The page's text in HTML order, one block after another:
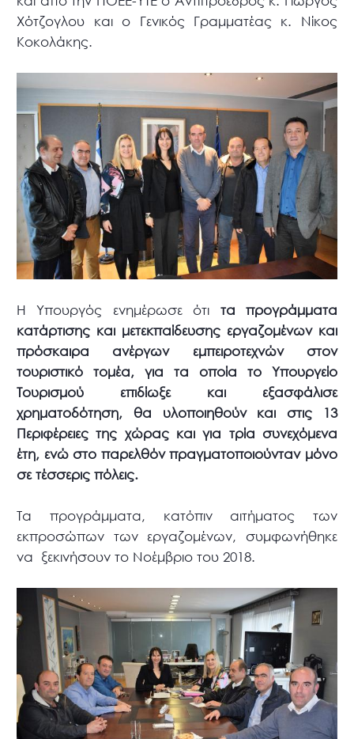
Χότζογλου και ο Γενικός Γραμματέας κ. Νίκος
Κοκολάκης.
Η Υπουργός ενημέρωσε ότι τα προγράμματα
κατάρτισης και μετεκπαίδευσης εργαζομένων και
πρόσκαιρα ανέργων εμπειροτεχνών στον
τουριστικό τομέα, για τα οποία το Υπουργείο
Τουρισμού επιδίωξε και εξασφάλισε
χρηματοδότηση, θα υλοποιηθούν και στις 13
Περιφέρειες της χώρας και για τρία συνεχόμενα
έτη, ενώ στο παρελθόν πραγματοποιούνταν μόνο
σε τέσσερις πόλεις.
Τα προγράμματα, κατόπιν αιτήματος των
εκπροσώπων των εργαζομένων, συμφωνήθηκε
να ξεκινήσουν το Νοέμβριο του 2018.